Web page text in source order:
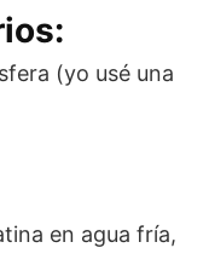
(yo usé una
en agua fría,